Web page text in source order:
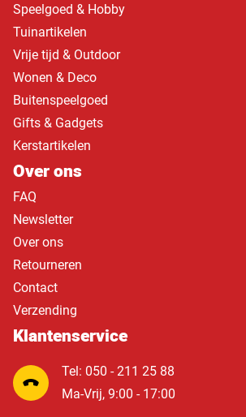
Speelgoed & Hobby
Tuinartikelen
Vrije tijd & Outdoor
Wonen & Deco
Buitenspeelgoed
Gifts & Gadgets
Kerstartikelen
Over ons
FAQ
Newsletter
Over ons
Retourneren
Contact
Verzending
Klantenservice
Tel: 050 - 211 25 88
Ma-Vrij, 9:00 - 17:00